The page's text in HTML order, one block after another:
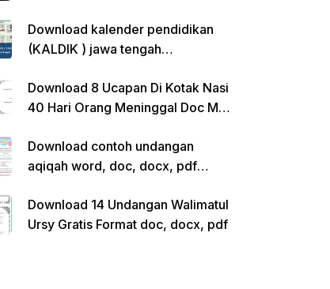
Download kalender pendidikan
(KALDIK ) jawa tengah
Download 8 Ucapan Di Kotak Nasi
40 Hari Orang Meninggal Doc Ms.
Download contoh undangan
aqiqah word, doc, docx, pdf
Download 14 Undangan Walimatul
Ursy Gratis Format doc, docx, pdf